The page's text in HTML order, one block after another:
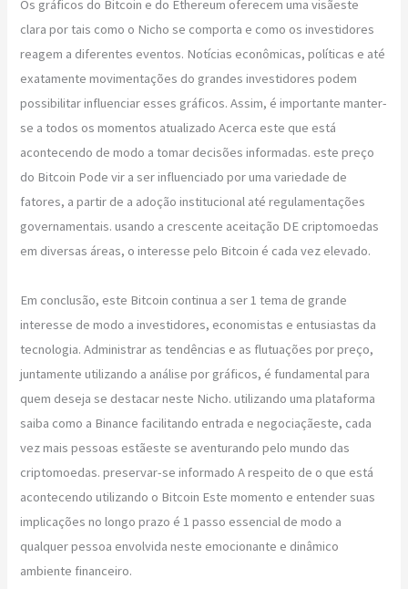
Os gráficos do Bitcoin e do Ethereum oferecem uma visãeste
clara por tais como o Nicho se comporta e como os investidores
reagem a diferentes eventos. Notícias econômicas, políticas e até
exatamente movimentações do grandes investidores podem
possibilitar influenciar esses gráficos. Assim, é importante manter-
se a todos os momentos atualizado Acerca este que está
acontecendo de modo a tomar decisões informadas. este preço
do Bitcoin Pode vir a ser influenciado por uma variedade de
fatores, a partir de a adoção institucional até regulamentações
governamentais. usando a crescente aceitação DE criptomoedas
em diversas áreas, o interesse pelo Bitcoin é cada vez elevado.
Em conclusão, este Bitcoin continua a ser 1 tema de grande
interesse de modo a investidores, economistas e entusiastas da
tecnologia. Administrar as tendências e as flutuações por preço,
juntamente utilizando a análise por gráficos, é fundamental para
quem deseja se destacar neste Nicho. utilizando uma plataforma
saiba como a Binance facilitando entrada e negociaçãeste, cada
vez mais pessoas estãeste se aventurando pelo mundo das
criptomoedas. preservar-se informado A respeito de o que está
acontecendo utilizando o Bitcoin Este momento e entender suas
implicações no longo prazo é 1 passo essencial de modo a
qualquer pessoa envolvida neste emocionante e dinâmico
ambiente financeiro.